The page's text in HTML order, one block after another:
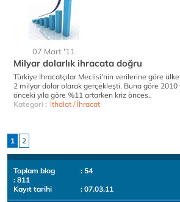
07 Mart '11
Milyar dolarlık ihracata doğru
Türkiye İhracatçılar Meclisi'nin verilerine göre
2 milyar dolar olarak gerçekleşti. Buna göre 2010
önceki yıla göre %11 artarken kriz önces..
Kategori : İthalat / İhracat
1
2
Toplam blog
: 54
: 811
Kayıt tarihi
: 07.03.11